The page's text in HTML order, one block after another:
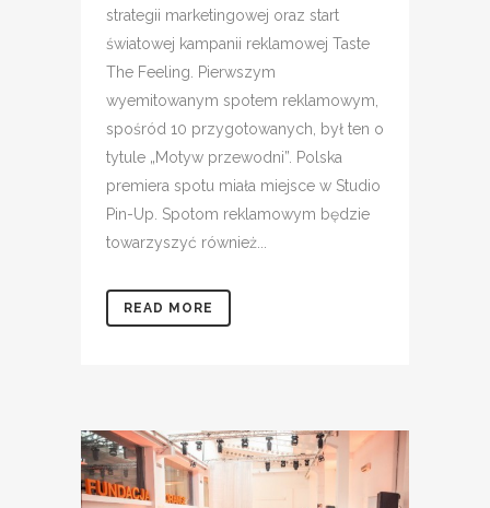
strategii marketingowej oraz start
światowej kampanii reklamowej Taste
The Feeling. Pierwszym
wyemitowanym spotem reklamowym,
spośród 10 przygotowanych, był ten o
tytule „Motyw przewodni”. Polska
premiera spotu miała miejsce w Studio
Pin-Up. Spotom reklamowym będzie
towarzyszyć również...
READ MORE